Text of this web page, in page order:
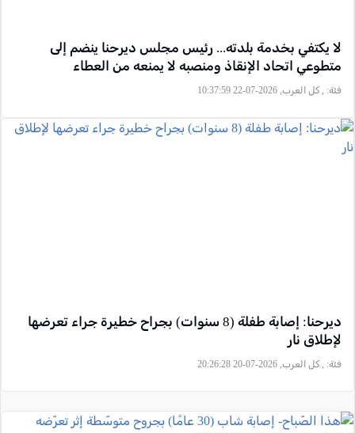
لا يكتفي بخدمة بلدته... رئيس مجلس ديرحنا ينضم إلى
متطوعي اتحاد الإنقاذ ومنصبه لا يمنعه من العطاء
فئة: , كل العرب, 2026-07-22 10:37:59
ديرحنا: إصابة طفلة (8 سنوات) بجراح خطيرة جراء تعرضها
لإطلاق نار
فئة: , كل العرب, 2026-07-20 20:26:28